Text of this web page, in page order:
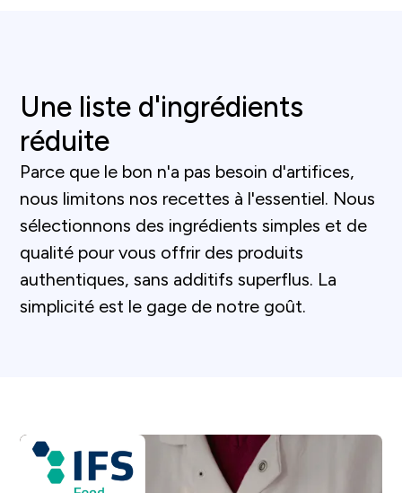
Une liste d'ingrédients
réduite
Parce que le bon n'a pas besoin d'artifices,
nous limitons nos recettes à l'essentiel. Nous
sélectionnons des ingrédients simples et de
qualité pour vous offrir des produits
authentiques, sans additifs superflus. La
simplicité est le gage de notre goût.